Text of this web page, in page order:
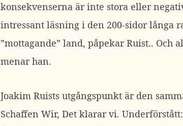
konsekvenserna är inte stora eller
intressant läsning i den 200-sidor långa
”mottagande” land, påpekar Ruist..
menar han.
Joakim Ruists utgångspunkt är den
Schaffen Wir, Det klarar vi.